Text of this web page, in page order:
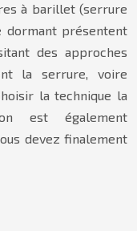
à barillet (serrure
dormant présentent
des approches
la serrure, voire
la technique la
est également
devez finalement